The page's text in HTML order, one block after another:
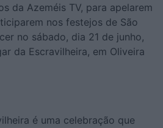
da Azeméis TV, para apelarem
nos festejos de São
no sábado, dia 21 de junho,
da Escravilheira, em Oliveira
é uma celebração que